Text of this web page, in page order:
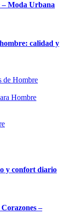
– Moda Urbana
calidad y
de Hombre
Hombre
y confort diario
–